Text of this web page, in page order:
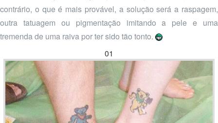
contrário, o que é mais provável, a solução será a raspagem,
outra tatuagem ou pigmentação imitando a pele e uma
tremenda de uma raiva por ter sido tão tonto.
01